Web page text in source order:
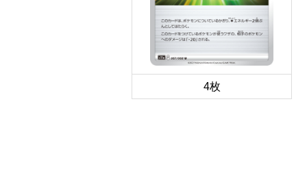
4枚